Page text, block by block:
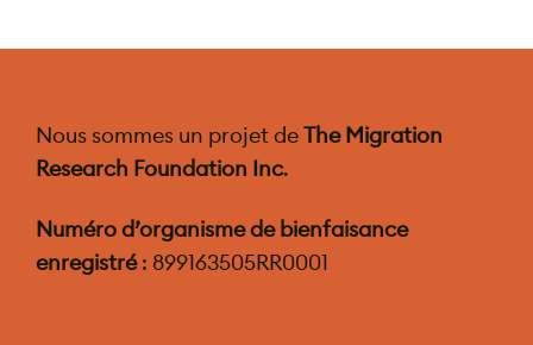
Nous sommes un projet deThe Migration
Research Foundation Inc.
Numéro d’organisme de bienfaisance
enregistré: 899163505RR0001